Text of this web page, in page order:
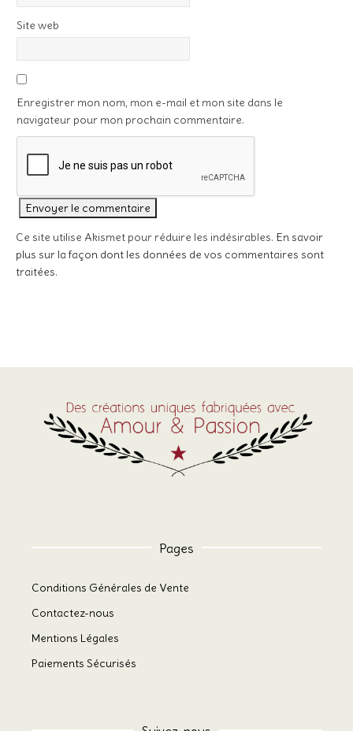
Site web
Enregistrer mon nom, mon e-mail et mon site dans le
navigateur pour mon prochain commentaire.
Ce site utilise Akismet pour réduire les indésirables. En savoir
plus sur la façon dont les données de vos commentaires sont
traitées.
Pages
Conditions Générales de Vente
Contactez-nous
Mentions Légales
Paiements Sécurisés